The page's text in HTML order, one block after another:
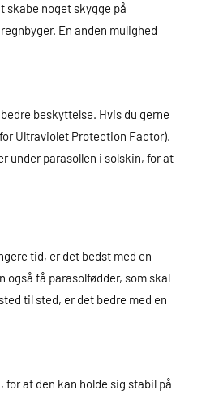
skabe noget skygge på
En anden mulighed
beskyttelse. Hvis du gerne
Ultraviolet Protection Factor).
under parasollen i solskin, for at
tid, er det bedst med en
også få parasolfødder, som skal
til sted, er det bedre med en
at den kan holde sig stabil på